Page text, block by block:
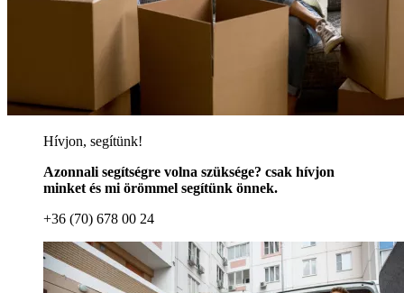
Hívjon, segítünk!
Azonnali segítségre volna szüksége? csak hívjon
minket és mi örömmel segítünk önnek.
+36 (70) 678 00 24